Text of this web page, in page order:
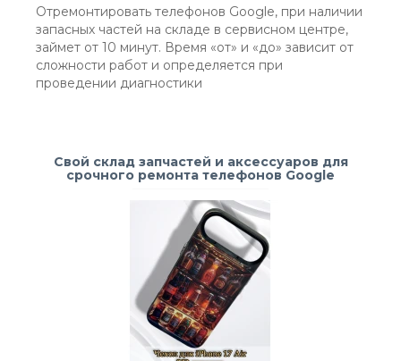
Отремонтировать телефонов Google, при наличии
запасных частей на складе в сервисном центре,
займет от 10 минут. Время «от» и «до» зависит от
сложности работ и определяется при
проведении диагностики
Свой склад запчастей и аксессуаров для
срочного ремонта телефонов Google